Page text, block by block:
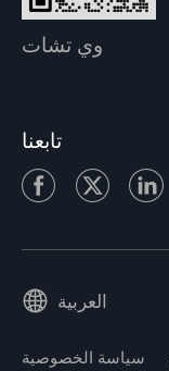
وي تشات
تابعنا
العربية
سياسة الخصوصية